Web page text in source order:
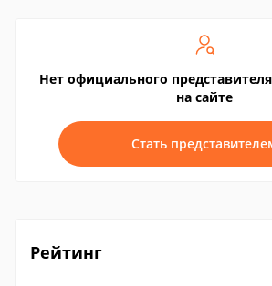
Нет официального
на сайте
Стать
Рейтинг